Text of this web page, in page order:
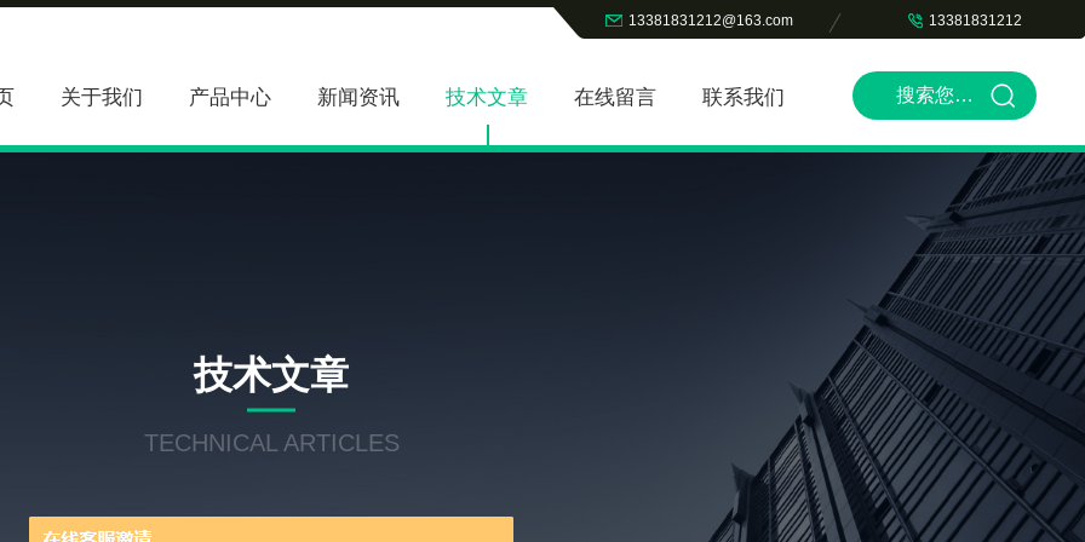
13381831212@163.com 13381831212
关于我们 产品中心 新闻资讯 技术文章 在线留言 联系我们
技术文章
TECHNICAL ARTICLES